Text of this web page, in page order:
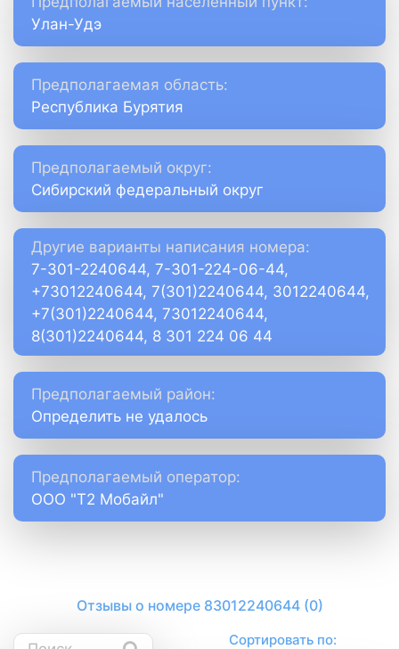
Улан-Удэ
Предполагаемая область:
Республика Бурятия
Предполагаемый округ:
Сибирский федеральный округ
Другие варианты написания номера:
7-301-2240644, 7-301-224-06-44,
+73012240644, 7(301)2240644, 3012240644,
+7(301)2240644, 73012240644,
8(301)2240644, 8 301 224 06 44
Предполагаемый район:
Определить не удалось
Предполагаемый оператор:
ООО "Т2 Мобайл"
Отзывы о номере 83012240644 (0)
Сортировать по: